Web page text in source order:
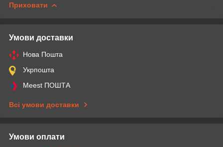
Приховати
Умови доставки
Нова Пошта
Укрпошта
Meest ПОШТА
Всі умови доставки
Умови оплати